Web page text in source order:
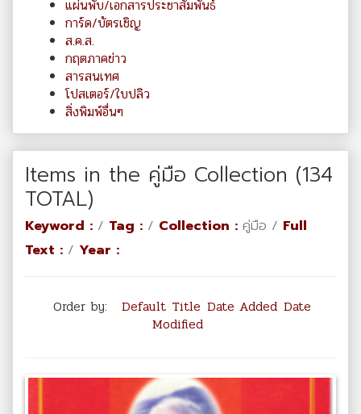
แผ่นพับ/เอกสารประชาสัมพันธ์
การ์ด/บัตรเชิญ
ส.ค.ส.
กฤตภาคข่าว
สารสนเทศ
โปสเตอร์/ใบปลิว
สิ่งพิมพ์อื่นๆ
Items in the คู่มือ Collection (134
TOTAL)
Keyword : / Tag : / Collection : คู่มือ / Full
Text : / Year :
Order by: Default Title Date Added Date
Modified